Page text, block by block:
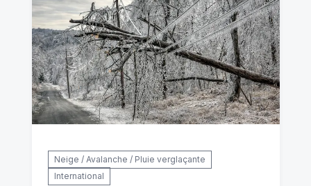
Neige / Avalanche / Pluie verglaçante
International